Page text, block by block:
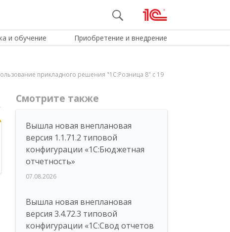
и обучение Приобретение и внедрение
прикладного решения "1С:Розница 8" с 19
Смотрите также
Вышла новая внеплановая
версия 1.1.71.2 типовой
конфигурации «1C:Бюджетная
отчетность»
07.08.2026
Вышла новая внеплановая
версия 3.4.72.3 типовой
конфигурации «1C:Свод отчетов